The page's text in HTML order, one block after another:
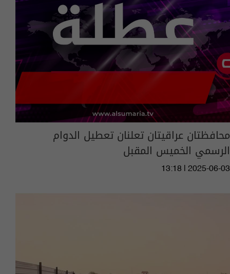
محافظتان عراقيتان تعلنان تعطيل الدوام
الرسمي الخميس المقبل
13:18 | 2025-06-03